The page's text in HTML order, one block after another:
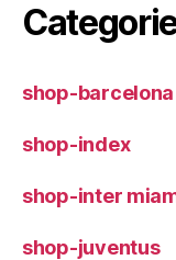
shop-barcelona
shop-index
shop-inter
shop-juventus